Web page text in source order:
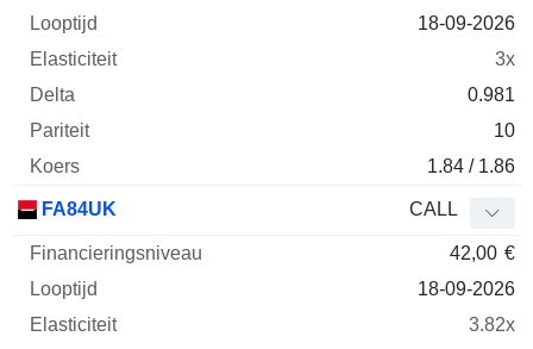
18-09-2026
3x
0.981
10
1.84 / 1.86
FA84UK CALL
42,00 €
18-09-2026
3.82x